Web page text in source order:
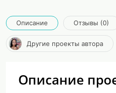
Описание Отзывы (0)
Другие проекты автора
Описание